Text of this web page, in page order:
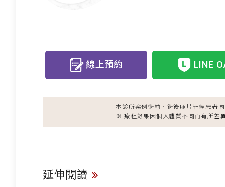
線上預約 LINE
本診所案例術前、術後照片皆經患者
※ 療程效果因個人體質不同而有所差
延伸閱讀